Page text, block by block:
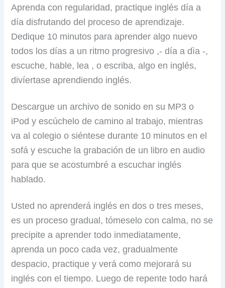
Aprenda con regularidad, practique inglés día a
día disfrutando del proceso de aprendizaje.
Dedique 10 minutos para aprender algo nuevo
todos los días a un ritmo progresivo ,- día a dìa -,
escuche, hable, lea , o escriba, algo en inglés,
divíertase aprendiendo inglés.
Descargue un archivo de sonido en su MP3 o
iPod y escúchelo de camino al trabajo, mientras
va al colegio o siéntese durante 10 minutos en el
sofá y escuche la grabación de un libro en audio
para que se acostumbré a escuchar inglés
hablado.
Usted no aprenderá inglés en dos o tres meses,
es un proceso gradual, tómeselo con calma, no se
precipite a aprender todo inmediatamente,
aprenda un poco cada vez, gradualmente
despacio, practique y verá como mejorará su
inglés con el tiempo. Luego de repente todo hará